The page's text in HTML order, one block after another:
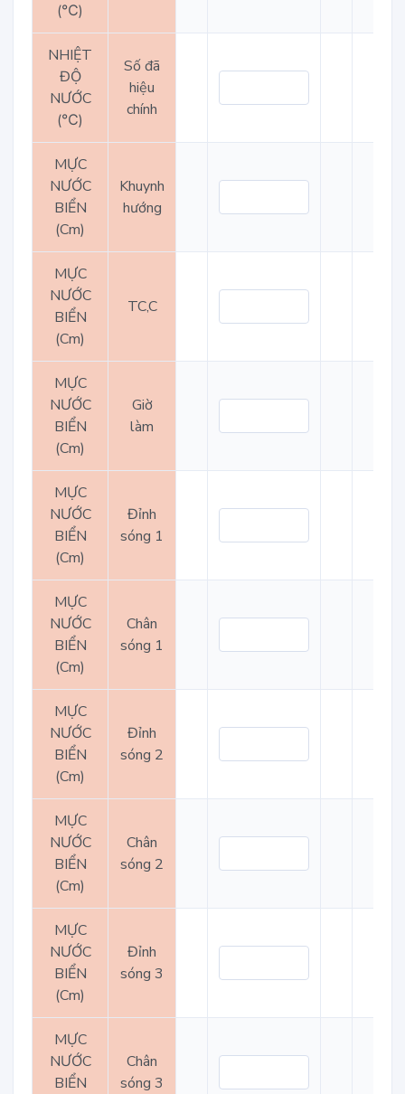
(℃)
NHIỆT
ĐỘ
NƯỚC
(℃)
Số đã
hiệu
chính
MỰC
NƯỚC
BIỂN
(Cm)
Khuynh
hướng
MỰC
NƯỚC
BIỂN
(Cm)
TC,C
MỰC
NƯỚC
BIỂN
(Cm)
Giờ
làm
MỰC
NƯỚC
BIỂN
(Cm)
Đỉnh
sóng 1
MỰC
NƯỚC
BIỂN
(Cm)
Chân
sóng 1
MỰC
NƯỚC
BIỂN
(Cm)
Đỉnh
sóng 2
MỰC
NƯỚC
BIỂN
(Cm)
Chân
sóng 2
MỰC
NƯỚC
BIỂN
(Cm)
Đỉnh
sóng 3
MỰC
NƯỚC
BIỂN
Chân
sóng 3